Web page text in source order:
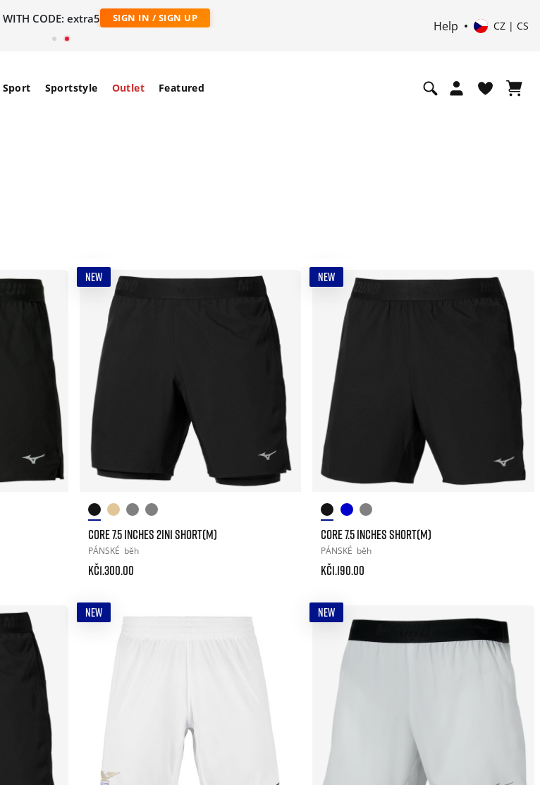
WITH CODE: extra5 SIGN IN / SIGN UP
Help CZ | CS
Sport Sportstyle Outlet Featured
NEW
CORE 7.5 INCHES 2IN1 SHORT(M)
PÁNSKÉ běh
Kč1.300.00
NEW
CORE 7.5 INCHES SHORT(M)
PÁNSKÉ běh
Kč1.190.00
NEW NEW